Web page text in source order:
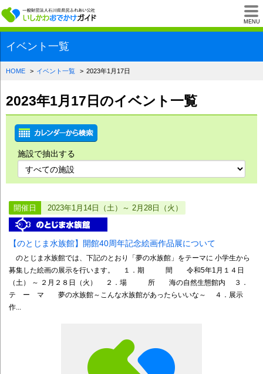
MENU
一般財団法人石川
イベント一覧
HOME イベント一覧 2023年1月17日
2023年1月17日のイベント一覧
施設で抽出する
開催日 2023年1月14日（土）～ 2月28日（火）
【のとじま水族館】開館40周年記念絵画作品展について
のとじま水族館では、下記のとおり「夢の水族館」をテーマに 小学生から
募集した絵画の展示を行います。 １．期 間 令和5年1月１４日
（土） ～ ２月２８日（火） ２．場 所 海の自然生態館内 ３．
テ ー マ 夢の水族館～こんな水族館があったらいいな～ ４．展示
作...